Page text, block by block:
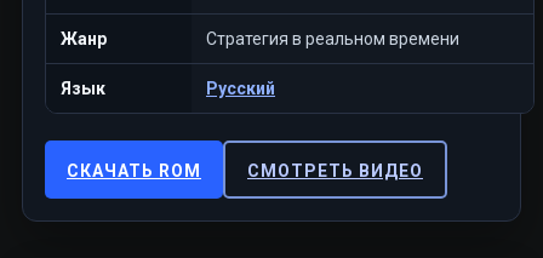
Жанр Стратегия в реальном времени
Язык Русский
СКАЧАТЬ ROM СМОТРЕТЬ ВИДЕО